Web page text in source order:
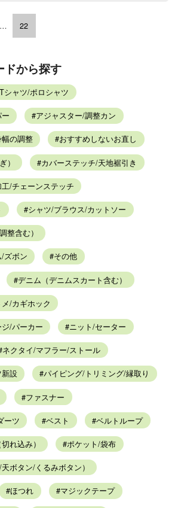
… 22
ドから探す
Tシャツ/ポロシャツ
アジャスター/調整カン
の調整 おすすめしないお直し
） カバーステッチ/天地裾引き
/チェーンステッチ
シャツ/ブラウス/カットソー
整含む）
ズボン その他
デニム（デニムスカート含む）
/カギホック
/パーカー ニット/セーター
ネクタイ/マフラー/ストール
設 パイピング/トリミング/縁取り
ファスナー
ーツ ベスト ベルトループ
れ込み） ポケット/袋布
ボタン/くるみボタン）
ほつれ マジックテープ